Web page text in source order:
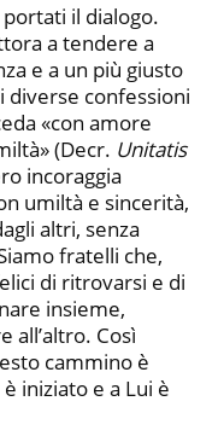
il dialogo.
a tendere a
e a un più giusto
diverse confessioni
«con amore
(Decr. Unitatis
incoraggia
umiltà e sincerità,
altri, senza
fratelli che,
di ritrovarsi e di
insieme,
all’altro. Così
cammino è
iniziato e a Lui è